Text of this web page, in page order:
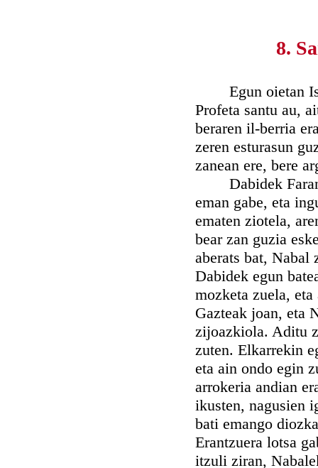
8.
Egun oietan
Profeta santu au,
beraren il-berria
zeren esturasun
zanean ere, bere
Dabidek Faran-
eman gabe, eta
ematen ziotela,
bear zan guzia
aberats bat, Nabal
Dabidek egun
mozketa zuela,
Gazteak joan, eta
zijoazkiola. Aditu
zuten. Elkarrekin
eta ain ondo egin
arrokeria andian
ikusten, nagusien
bati emango
Erantzuera lotsa
itzuli ziran,